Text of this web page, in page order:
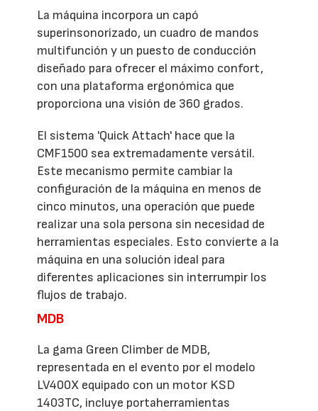
La máquina incorpora un capó
superinsonorizado, un cuadro de mandos
multifunción y un puesto de conducción
diseñado para ofrecer el máximo confort,
con una plataforma ergonómica que
proporciona una visión de 360 grados.
El sistema 'Quick Attach' hace que la
CMF1500 sea extremadamente versátil.
Este mecanismo permite cambiar la
configuración de la máquina en menos de
cinco minutos, una operación que puede
realizar una sola persona sin necesidad de
herramientas especiales. Esto convierte a la
máquina en una solución ideal para
diferentes aplicaciones sin interrumpir los
flujos de trabajo.
MDB
La gama Green Climber de MDB,
representada en el evento por el modelo
LV400X equipado con un motor KSD
1403TC, incluye portaherramientas